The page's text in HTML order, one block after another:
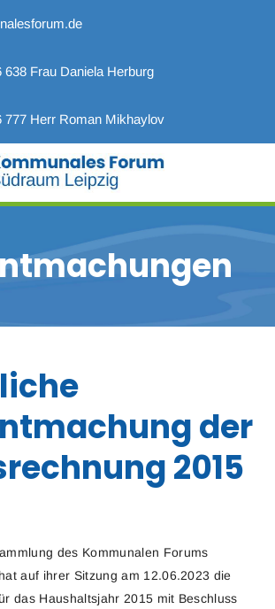
638 Frau Daniela Herburg
777 Herr Roman Mikhaylov
der
2015
des Kommunalen Forums
auf ihrer Sitzung am 12.06.2023 die
das Haushaltsjahr 2015 mit Beschluss